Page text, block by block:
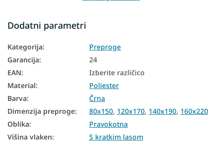
Preproge 160x220
Dodatni parametri
Kategorija:
Preproge
Garancija:
24
EAN:
Izberite različico
Material:
Poliester
Barva:
Črna
Dimenzija preproge: 80x150, 120x170, 140x190, 160x220
Oblika:
Pravokotna
Višina vlaken:
S kratkim lasom